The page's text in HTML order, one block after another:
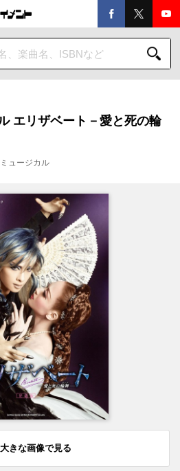
エリザベート－愛と死の輪
ミュージカル
大きな画像で見る